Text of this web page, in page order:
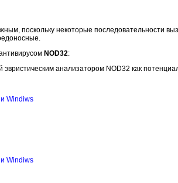
поскольку некоторые последовательности
NOD32:
анализатором NOD32 как
Windiws
Windiws